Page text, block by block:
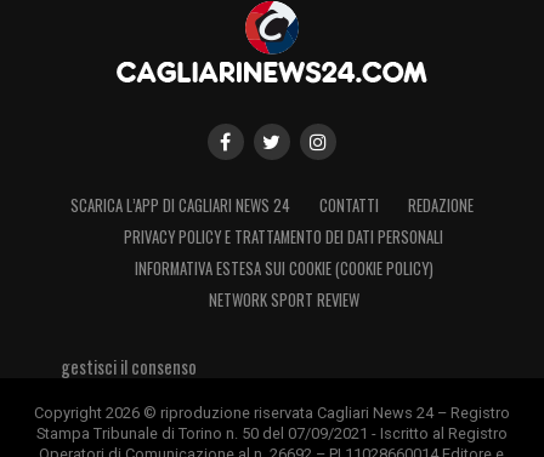
SCARICA L’APP DI CAGLIARI NEWS 24 CONTATTI
REDAZIONE
PRIVACY POLICY E TRATTAMENTO DEI DATI PERSONALI
INFORMATIVA ESTESA SUI COOKIE (COOKIE POLICY)
NETWORK SPORT REVIEW
gestisci il consenso
Copyright 2026 © riproduzione riservata Cagliari News 24 – Registro
Stampa Tribunale di Torino n. 50 del 07/09/2021 - Iscritto al Registro